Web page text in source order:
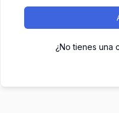
¿No tienes una